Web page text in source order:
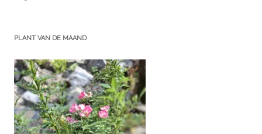
PLANT VAN DE MAAND